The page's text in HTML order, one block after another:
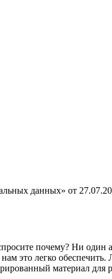
данных» от
почему? Ни один
это легко
материал для